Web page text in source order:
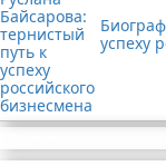
успеху